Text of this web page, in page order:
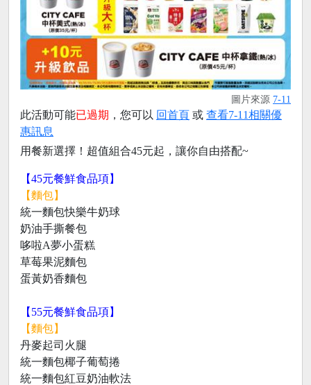
圖片來源 7-11
此活動可能已過期 ，您可以 回首頁 或 查看7-11相關優
惠訊息
用餐新選擇！超值組合45元起，讓你自由搭配~
【45元餐鮮食品項】
【麵包】
統一麵包快樂牛奶球
奶油手撕餐包
哆啦A夢小蛋糕
草莓果泥麵包
蛋黃奶香麵包
【55元餐鮮食品項】
【麵包】
丹麥起司火腿
統一麵包椰子葡萄捲
統一麵包紅豆奶油軟法